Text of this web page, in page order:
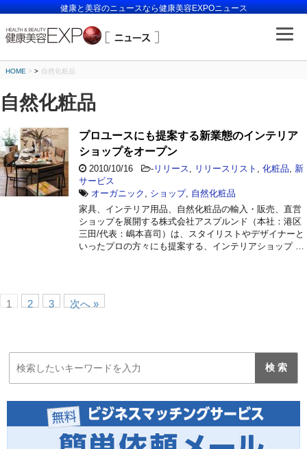
健康と美容のニュースなら健康美容EXPOニュース
HOME > 自然化粧品
自然化粧品
プロユースにも提案する新業態のインテリア
ショップをオープン
2010/10/16 - リリース リリースリスト 化粧品
新
サービス
オーガニック
ショップ, 自然化粧品
家具、インテリア用品、自然化粧品の輸入・販売、直営
ショップを展開する株式会社アスプルンド（本社：港区
三田/代表：嶋本喜司）は、スタイリストやデザイナーと
いったプロの方々にも提案する、インテリアショップ …
1 2 3 次へ »